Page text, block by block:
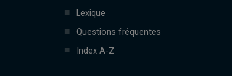
Lexique
Questions fréquentes
Index A-Z